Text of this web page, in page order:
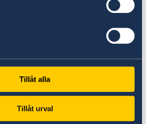
Tillåt alla
Tillåt urval
na Suécia
na Suécia.